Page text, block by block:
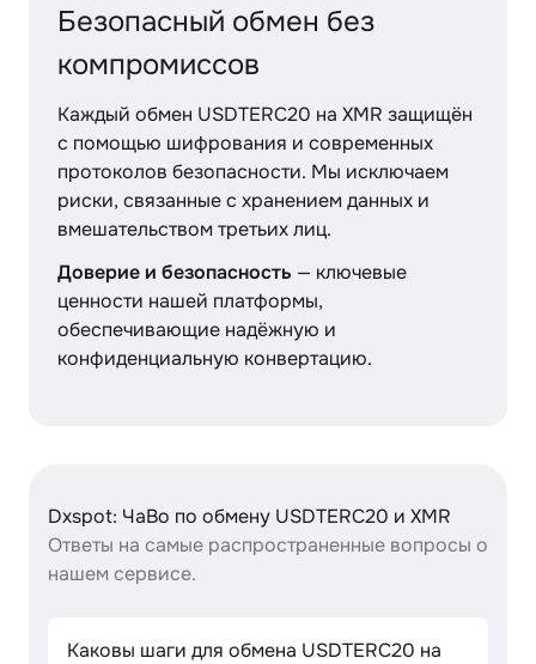
Безопасный обмен без
компромиссов
Каждый обмен USDTERC20 на XMR защищён
с помощью шифрования и современных
протоколов безопасности. Мы исключаем
риски, связанные с хранением данных и
вмешательством третьих лиц.
Доверие и безопасность — ключевые
ценности нашей платформы,
обеспечивающие надёжную и
конфиденциальную конвертацию.
Dxspot: ЧаВо по обмену USDTERC20 и XMR
Ответы на самые распространенные вопросы о
нашем сервисе.
Каковы шаги для обмена USDTERC20 на